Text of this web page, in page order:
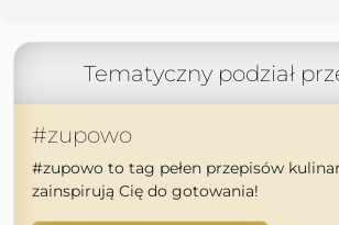
Tematyczny podział
#zupowo
#zupowo to tag pełen przepisów
zainspirują Cię do gotowania!